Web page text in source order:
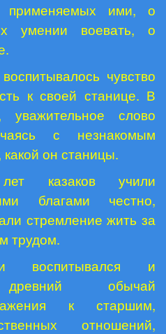
применяемых ими, о
умении воевать, о
чувство
к своей станице. В
слово
с незнакомым
он станицы.
казаков учили
благами честно,
стремление жить за
трудом.
воспитывался и
древний обычай
к старшим,
отношений,